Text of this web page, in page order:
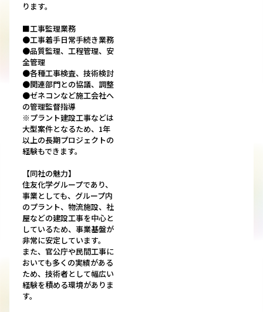
ります。
■工事監理業務
●工事着手日常手続き業務
●品質監理、工程管理、安
全管理
●各種工事検査、技術検討
●関連部門との協議、調整
●ゼネコンなど施工会社へ
の管理監督指導
※プラント建設工事などは
大型案件となるため、1年
以上の長期プロジェクトの
経験もできます。
【同社の魅力】
住友化学グループであり、
事業としても、グループ内
のプラント、物流施設、社
屋などの建設工事を中心と
しているため、事業基盤が
非常に安定しています。
また、官公庁や民間工事に
おいても多くの実績がある
ため、技術者として幅広い
経験を積める環境がありま
す。